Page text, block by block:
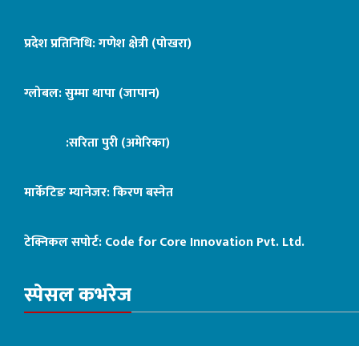
प्रदेश प्रतिनिधि: गणेश क्षेत्री (पोखरा)
ग्लोबल: सुम्मा थापा (जापान)
:सरिता पुरी (अमेरिका)
मार्केटिङ म्यानेजर: किरण बस्नेत
टेक्निकल सपोर्ट:Code for Core Innovation Pvt. Ltd.
स्पेसल कभरेज